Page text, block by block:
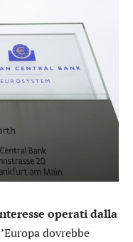
operati dalla
dovrebbe